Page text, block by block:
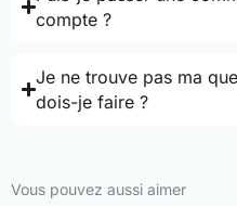
compte ?
Je ne trouve pas ma
dois-je faire ?
Vous pouvez aussi aimer